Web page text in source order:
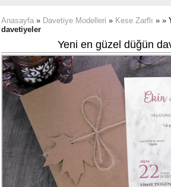
Düğün
Davetiye
Zarfsız,
Hesaplı
Davetiye
Modelleri
Karikatürlü
Davetiye
Modelleri
Sade
Anasayfa » Davetiye Modelleri » Kese Zarflı » »
davetiyeler
Yeni en güzel düğün